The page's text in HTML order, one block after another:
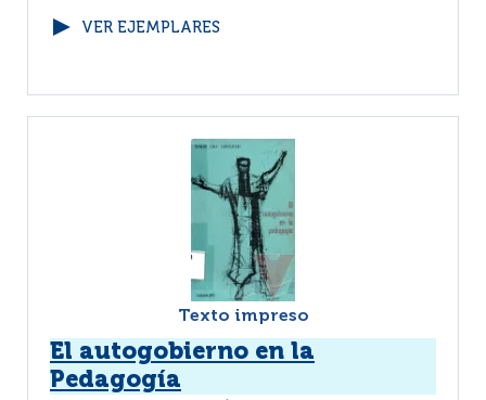
VER EJEMPLARES
Texto impreso
El autogobierno en la
Pedagogía